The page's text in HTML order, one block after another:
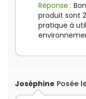
Réponse :
produit sont
pratique à
Joséphine Posée